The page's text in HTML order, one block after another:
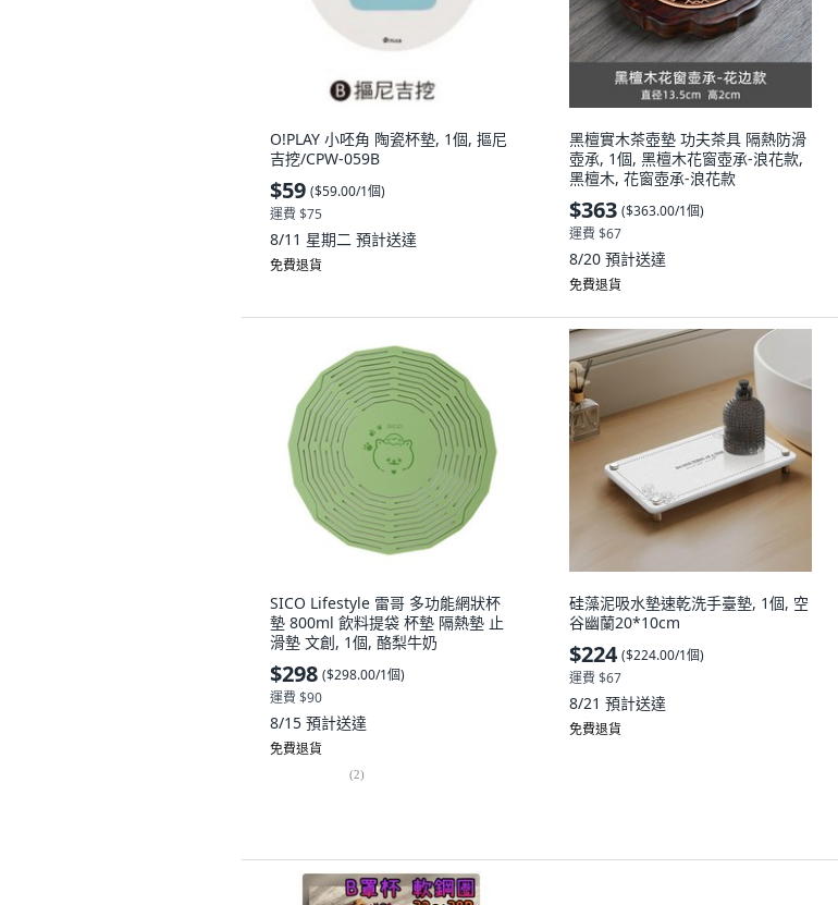
O!PLAY 小呸角 陶瓷杯墊, 1個, 摳尼
吉挖/CPW-059B
$59 ($59.00/1個)
運費 $75
8/11 星期二 預計送達
免費退貨
黑檀實木茶壺墊 功夫茶具 隔熱防滑
壺承, 1個, 黑檀木花窗壺承-浪花款,
黑檀木, 花窗壺承-浪花款
$363 ($363.00/1個)
運費 $67
8/20 預計送達
免費退貨
SICO Lifestyle 雷哥 多功能網狀杯
墊 800ml 飲料提袋 杯墊 隔熱墊 止
滑墊 文創, 1個, 酪梨牛奶
$298 ($298.00/1個)
運費 $90
8/15 預計送達
免費退貨
(2)
硅藻泥吸水墊速乾洗手臺墊, 1個, 空
谷幽蘭20*10cm
$224 ($224.00/1個)
運費 $67
8/21 預計送達
免費退貨